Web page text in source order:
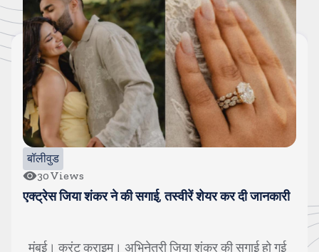
बॉलीवुड
30Views
एक्ट्रेस जिया शंकर ने की सगाई, तस्वीरें शेयर कर दी जानकारी
मुंबई। करंट क्राइम। अभिनेत्री जिया शंकर की सगाई हो गई